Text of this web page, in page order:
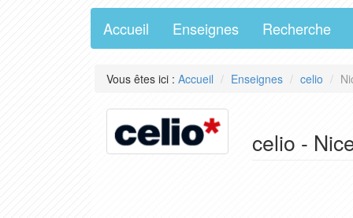
Accueil Enseignes Recherche
Vous êtes ici : Accueil Enseignes celio
celio -